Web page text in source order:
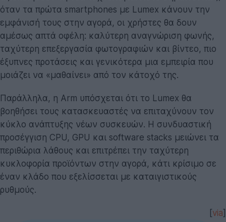
όταν τα πρώτα smartphones με Lumex κάνουν την
εμφάνισή τους στην αγορά, οι χρήστες θα δουν
αμέσως απτά οφέλη: καλύτερη αναγνώριση φωνής,
ταχύτερη επεξεργασία φωτογραφιών και βίντεο, πιο
έξυπνες προτάσεις και γενικότερα μια εμπειρία που
μοιάζει να «μαθαίνει» από τον κάτοχό της.
Παράλληλα, η Arm υπόσχεται ότι το Lumex θα
βοηθήσει τους κατασκευαστές να επιταχύνουν τον
κύκλο ανάπτυξης νέων συσκευών. Η συνδυαστική
προσέγγιση CPU, GPU και software stacks μειώνει τα
περιθώρια λάθους και επιτρέπει την ταχύτερη
κυκλοφορία προϊόντων στην αγορά, κάτι κρίσιμο σε
έναν κλάδο που εξελίσσεται με καταιγιστικούς
ρυθμούς.
via